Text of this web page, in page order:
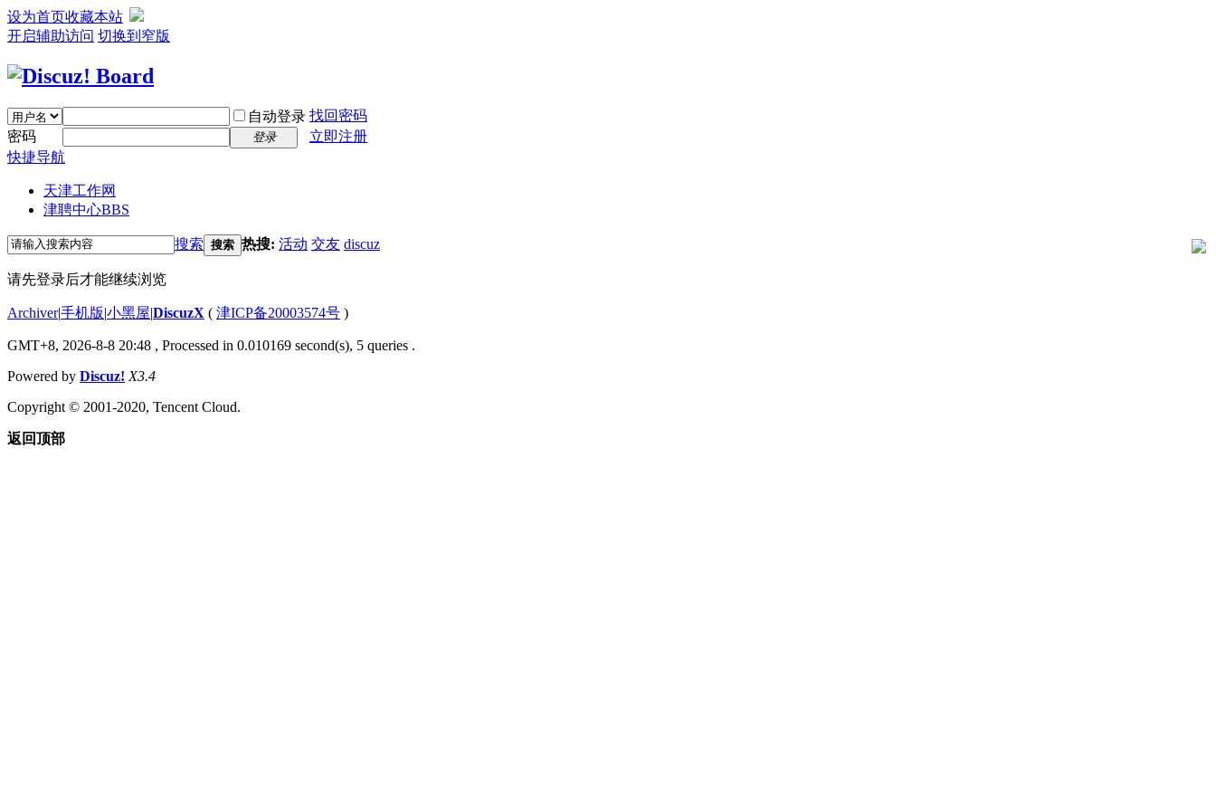
设为首页收藏本站
开启辅助访问 切换到窄版
自动登录 找回密码
密码
登录
立即注册
快捷导航
天津工作网
津聘中心BBS
搜索 搜索 热搜: 活动 交友 discuz
请先登录后才能继续浏览
Archiver|手机版|小黑屋|DiscuzX ( 津ICP备20003574号 )
GMT+8, 2026-8-8 20:48 , Processed in 0.010169 second(s), 5 queries .
Powered by Discuz! X3.4
Copyright © 2001-2020, Tencent Cloud.
返回顶部